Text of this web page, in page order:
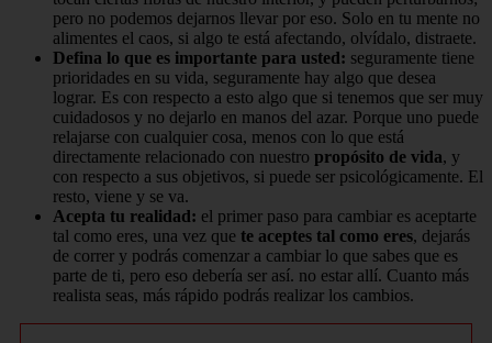
pero no podemos dejarnos llevar por eso. Solo en tu mente no
alimentes el caos, si algo te está afectando, olvídalo, distraete.
Defina lo que es importante para usted: seguramente tiene
prioridades en su vida, seguramente hay algo que desea
lograr. Es con respecto a esto algo que si tenemos que ser muy
cuidadosos y no dejarlo en manos del azar. Porque uno puede
relajarse con cualquier cosa, menos con lo que está
directamente relacionado con nuestro propósito de vida, y
con respecto a sus objetivos, si puede ser psicológicamente. El
resto, viene y se va.
Acepta tu realidad: el primer paso para cambiar es aceptarte
tal como eres, una vez que te aceptes tal como eres, dejarás
de correr y podrás comenzar a cambiar lo que sabes que es
parte de ti, pero eso debería ser así. no estar allí. Cuanto más
realista seas, más rápido podrás realizar los cambios.